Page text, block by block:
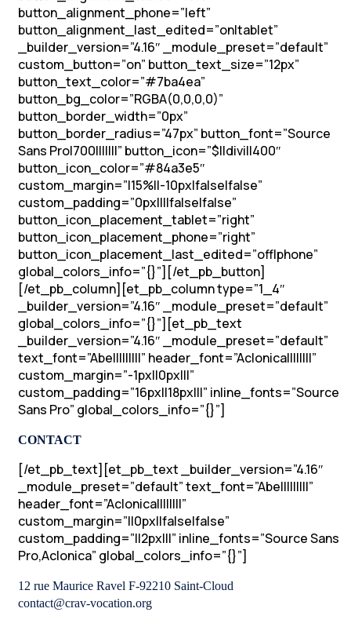
button_alignment_phone=”left”
button_alignment_last_edited=”on|tablet”
_builder_version=”4.16″ _module_preset=”default”
custom_button=”on” button_text_size=”12px”
button_text_color=”#7ba4ea”
button_bg_color=”RGBA(0,0,0,0)”
button_border_width=”0px”
button_border_radius=”47px” button_font=”Source
Sans Pro|700|||||||” button_icon=”$||divi||400″
button_icon_color=”#84a3e5″
custom_margin=”|15%||-10px|false|false”
custom_padding=”0px||||false|false”
button_icon_placement_tablet=”right”
button_icon_placement_phone=”right”
button_icon_placement_last_edited=”off|phone”
global_colors_info=”{}”][/et_pb_button]
[/et_pb_column][et_pb_column type=”1_4″
_builder_version=”4.16″ _module_preset=”default”
global_colors_info=”{}”][et_pb_text
_builder_version=”4.16″ _module_preset=”default”
text_font=”Abel||||||||” header_font=”Aclonica||||||||”
custom_margin=”-1px||0px|||”
custom_padding=”16px||18px|||” inline_fonts=”Source
Sans Pro” global_colors_info=”{}”]
CONTACT
[/et_pb_text][et_pb_text _builder_version=”4.16″
_module_preset=”default” text_font=”Abel||||||||”
header_font=”Aclonica||||||||”
custom_margin=”||0px||false|false”
custom_padding=”||2px|||” inline_fonts=”Source Sans
Pro,Aclonica” global_colors_info=”{}”]
12 rue Maurice Ravel F-92210 Saint-Cloud
contact@crav-vocation.org